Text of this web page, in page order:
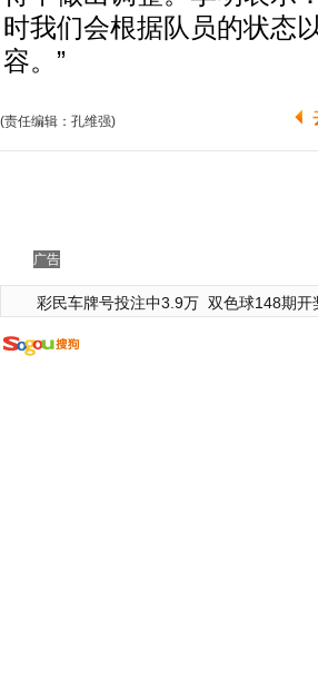
时我们会根据队员的状态
容。”
(责任编辑：孔维强)
广告
彩民车牌号投注中3.9万 双色球148期开